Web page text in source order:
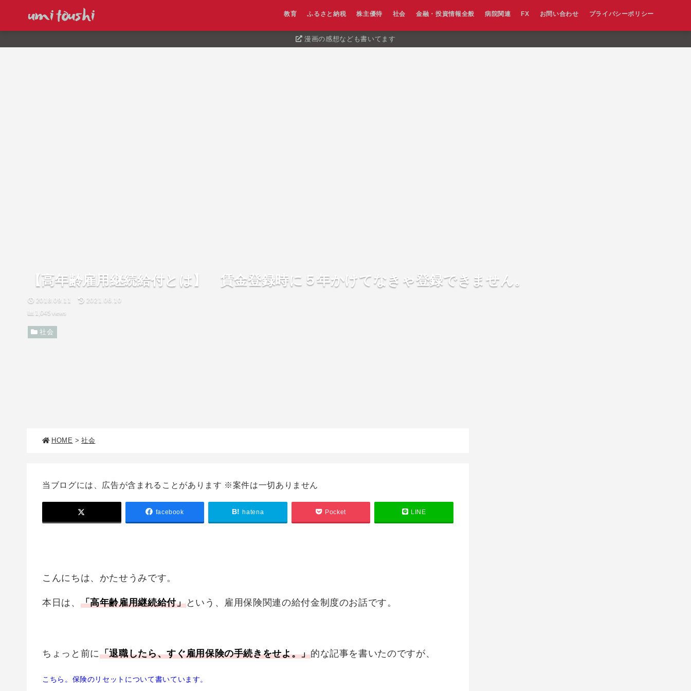
教育 ふるさと納税 株主優待 社会 金融・投資情報全般 病院関連 FX お問い合わせ プライバシーポリシー
漫画の感想なども書いてます
【高年齢雇用継続給付とは】 賃金登録時に５年かけてなきゃ登録できません。
2018.09.11
2021.06.10
1,045 views
社会
HOME > 社会
当ブログには、広告が含まれることがあります ※案件は一切ありません
facebook hatena Pocket LINE
こんにちは、かたせうみです。
本日は、 「高年齢雇用継続給付」という、雇用保険関連の給付金制度のお話です。
ちょっと前に「退職したら、すぐ雇用保険の手続きをせよ。」的な記事を書いたのですが、
こちら。保険のリセットについて書いています。